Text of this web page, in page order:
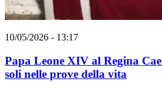
10/05/2026 - 13:17
Papa Leone XIV al Regina
soli nelle prove della vita